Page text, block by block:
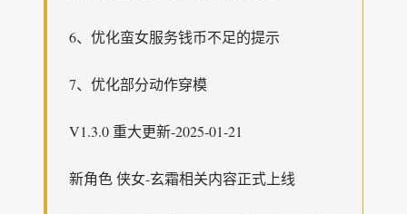
6、优化蛮女服务钱币不足的提示
7、优化部分动作穿模
V1.3.0 重大更新-2025-01-21
新角色 侠女-玄霜相关内容正式上线